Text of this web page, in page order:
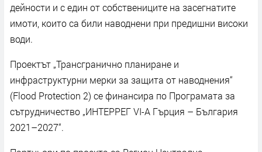
дейности и с един от собствениците на засегнатите
имоти, които са били наводнени при предишни високи
води.
Проектът „Трансгранично планиране и
инфраструктурни мерки за защита от наводнения“
(Flood Protection 2) се финансира по Програмата за
сътрудничество „ИНТЕРРЕГ VI-A Гърция – България
2021–2027“.